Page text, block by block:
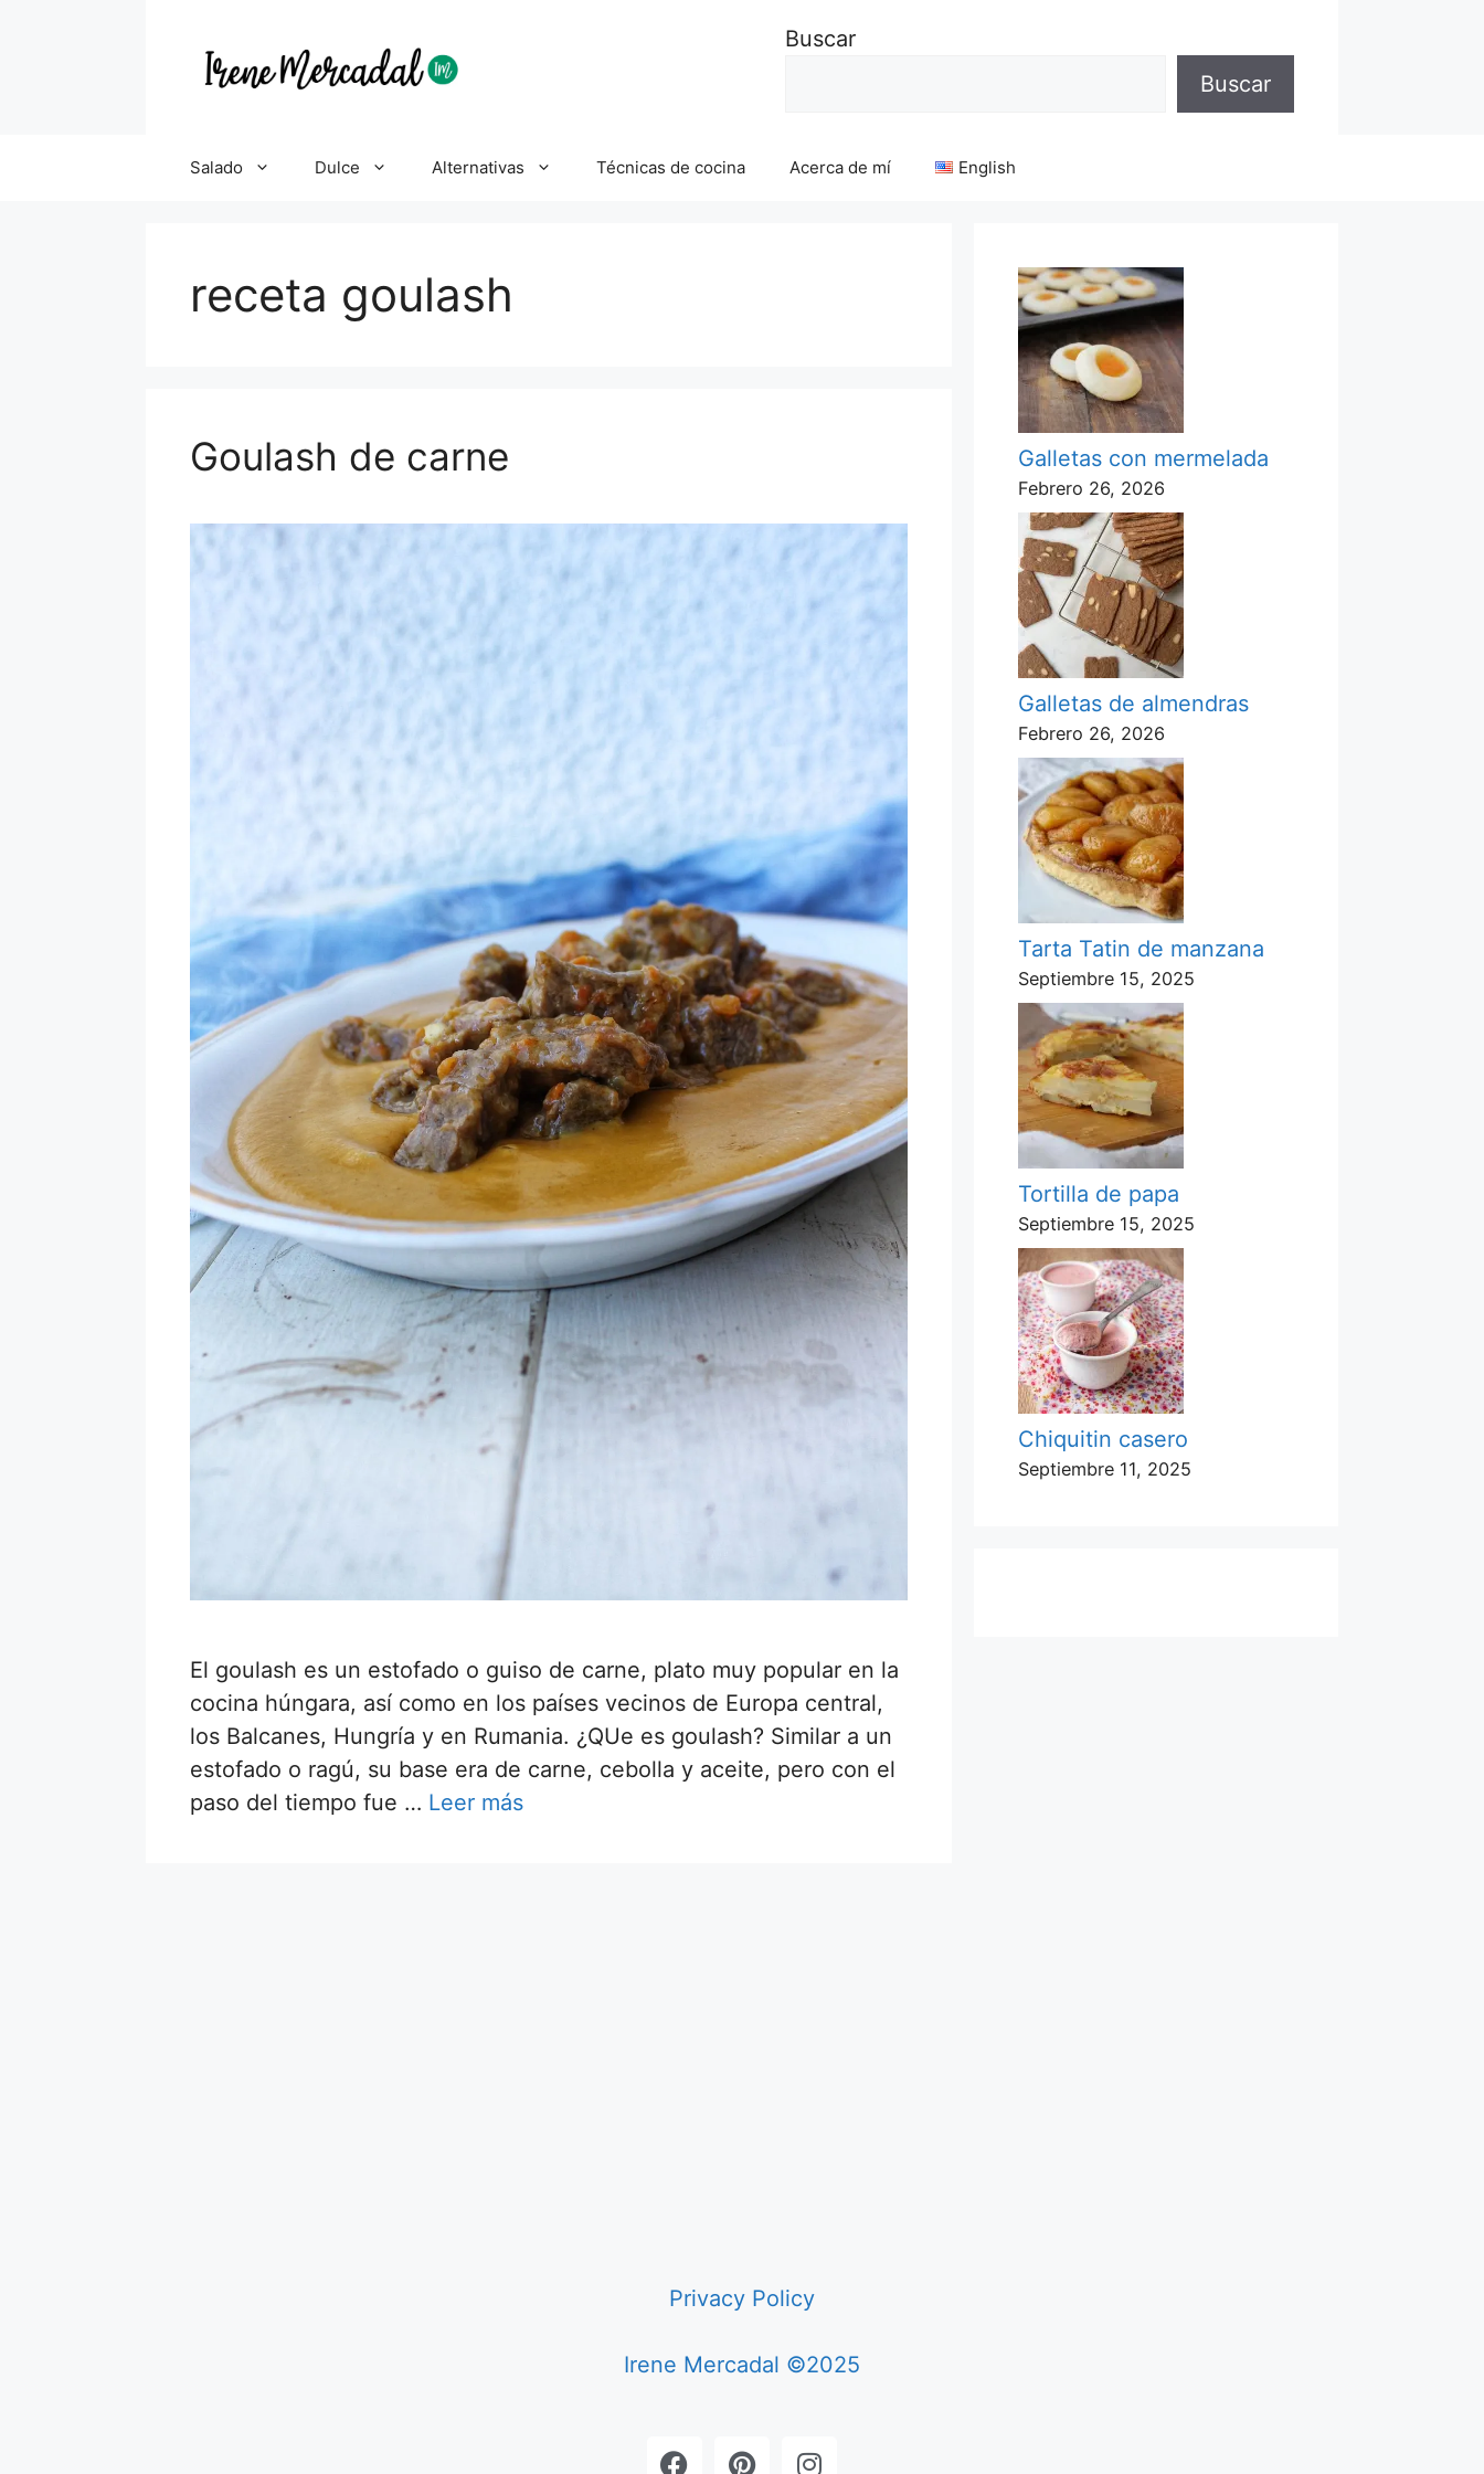
Buscar
Buscar
Salado Dulce Alternativas Técnicas de cocina Acerca de mí English
receta goulash
Goulash de carne
El goulash es un estofado o guiso de carne, plato muy popular en la
cocina húngara, así como en los países vecinos de Europa central,
los Balcanes, Hungría y en Rumania. ¿QUe es goulash? Similar a un
estofado o ragú, su base era de carne, cebolla y aceite, pero con el
paso del tiempo fue … Leer más
Galletas con mermelada
Febrero 26, 2026
Galletas de almendras
Febrero 26, 2026
Tarta Tatin de manzana
Septiembre 15, 2025
Tortilla de papa
Septiembre 15, 2025
Chiquitin casero
Septiembre 11, 2025
Privacy Policy
Irene Mercadal ©2025